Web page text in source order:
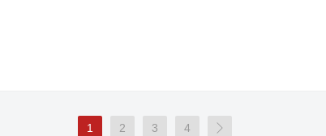
1 2 3 4 